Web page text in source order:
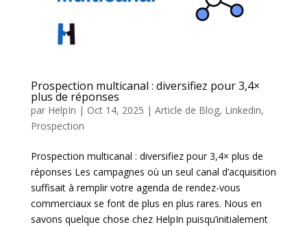
Prospection multicanal : diversifiez pour 3,4×
plus de réponses
par HelpIn | Oct 14, 2025 | Article de Blog, Linkedin,
Prospection
Prospection multicanal : diversifiez pour 3,4× plus de
réponses Les campagnes où un seul canal d’acquisition
suffisait à remplir votre agenda de rendez-vous
commerciaux se font de plus en plus rares. Nous en
savons quelque chose chez HelpIn puisqu’initialement